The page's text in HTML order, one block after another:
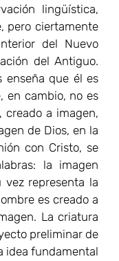
lingüística,
pero ciertamente
del Nuevo
del Antiguo.
enseña que él es
en cambio, no es
creado a imagen,
de Dios, en la
con Cristo, se
la imagen
representa la
es creado a
La criatura
preliminar de
idea fundamental